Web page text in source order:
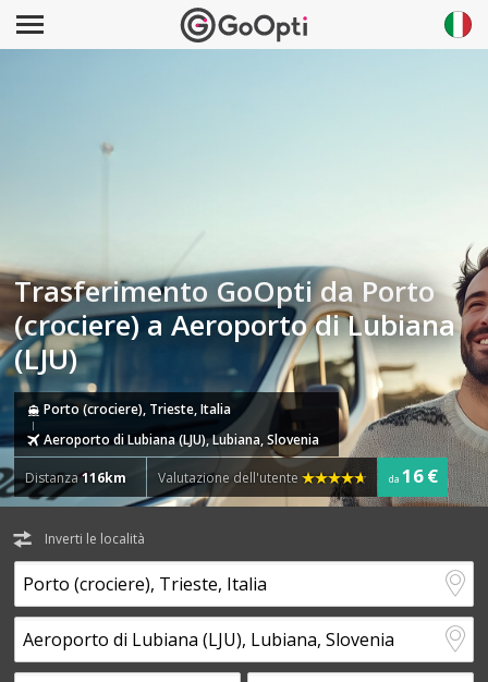
Trasferimento GoOpti da Porto
(crociere) a Aeroporto di Lubiana
(LJU)
Porto (crociere), Trieste, Italia
Aeroporto di Lubiana (LJU), Lubiana, Slovenia
Distanza116km Valutazione dell'utente da 16 €
Inverti le località